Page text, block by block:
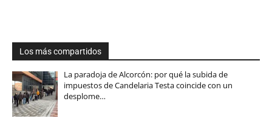
Los más compartidos
La paradoja de Alcorcón: por qué la subida de
impuestos de Candelaria Testa coincide con un
desplome…